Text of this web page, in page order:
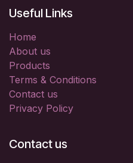
Useful Links
Home
About us
Products
Terms & Conditions
Contact us
Privacy Policy
Contact us